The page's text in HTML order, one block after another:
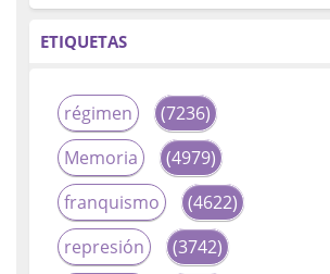
ETIQUETAS
régimen
(7236)
Memoria
(4979)
franquismo
(4622)
represión
(3742)